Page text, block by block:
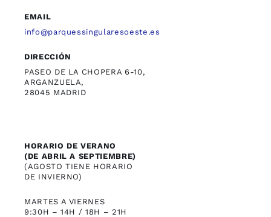
EMAIL
info@parquessingularesoeste.es
DIRECCIÓN
PASEO DE LA CHOPERA 6-10,
ARGANZUELA,
28045 MADRID
HORARIO DE VERANO
(DE ABRIL A SEPTIEMBRE)
(AGOSTO TIENE HORARIO
DE INVIERNO)
MARTES A VIERNES
9:30H – 14H / 18H – 21H